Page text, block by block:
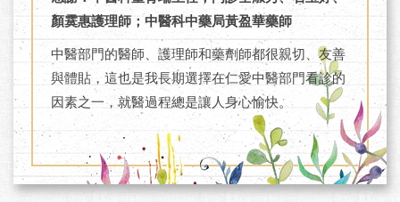
顏霙惠護理師；中醫科中藥局黃盈華藥師
中醫部門的醫師、護理師和藥劑師都很親切、友善
與體貼，這也是我長期選擇在仁愛中醫部門看診的
因素之一，就醫過程總是讓人身心愉快。